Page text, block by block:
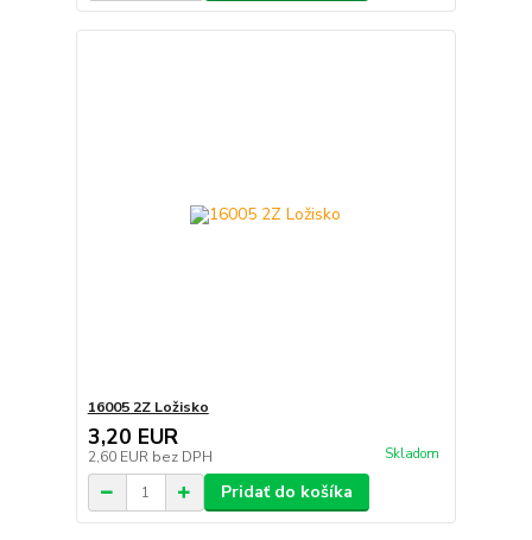
16005 2Z Ložisko
3,20 EUR
2,60 EUR bez DPH Skladom
Pridať do košíka